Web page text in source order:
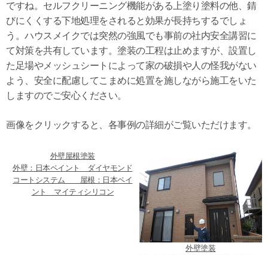
ですね。セルフクリーニング機能がある上塗り塗料の他、錆
びにくくする下地処理をされると効果が長持ちするでしょ
う。ハウスメイクでは突然の強風でも事前の社内安全講習に
て対策を共有しています。塗装の工程は止めますが、設置し
た足場やメッシュシートによって家の破損や人の怪我がない
よう、安全に配慮してこまめに処置を施しながら施工をいた
しますのでご安心ください。
画像をクリックすると、各事例の詳細がご覧いただけます。
外壁屋根塗装
外壁：日本ペイント ダイヤモンド
コートシステム 屋根：日本ペイ
ント マイティシリコン
外壁塗装